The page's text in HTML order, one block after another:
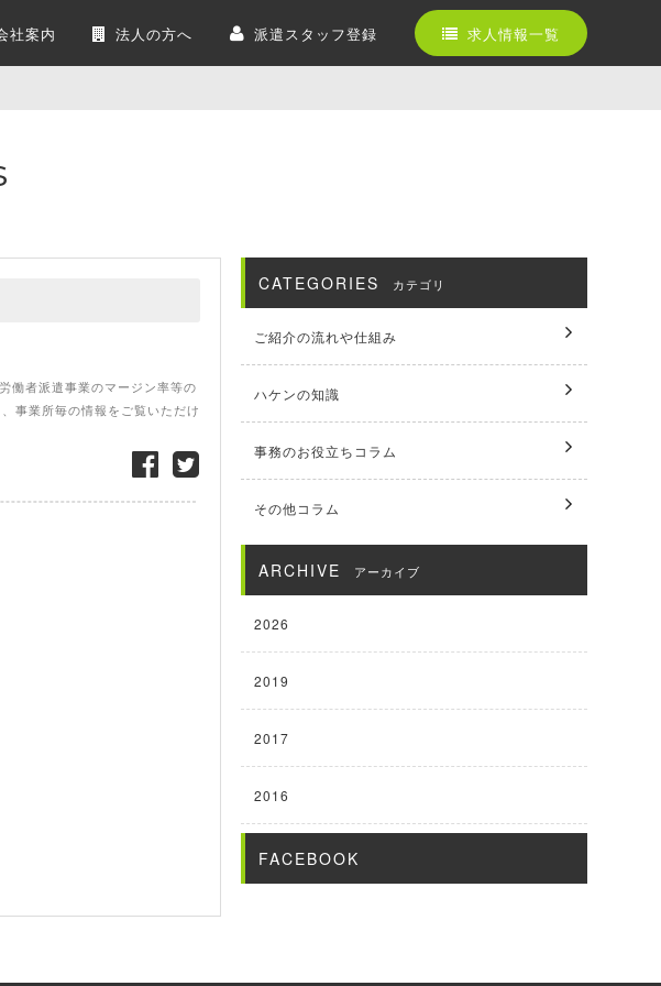
社案内 法人の方へ 派遣スタッフ登録 求人情報一覧
者派遣事業のマージン率等の
事業所毎の情報をご覧いただけ
CATEGORIES カテゴリ
ご紹介の流れや仕組み
ハケンの知識
事務のお役立ちコラム
その他コラム
ARCHIVE アーカイブ
2026
2019
2017
2016
FACEBOOK